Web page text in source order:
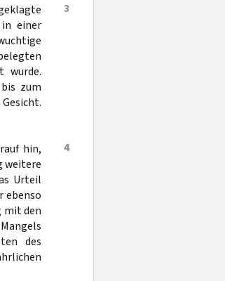
3
einer
wurde.
zum
4
hin,
weitere
Urteil
ebenso
mit den
des